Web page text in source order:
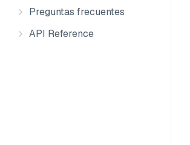
Preguntas frecuentes
API Reference